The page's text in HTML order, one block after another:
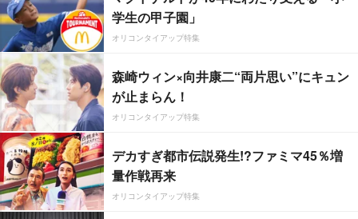
学生の甲子園」
オリコンタイアップ特集
森崎ウィン×向井康二“両片思い”にキュン
が止まらん！
オリコンタイアップ特集
デカすぎ都市伝説発生!?ファミマ45％増
量作戦再来
オリコンタイアップ特集